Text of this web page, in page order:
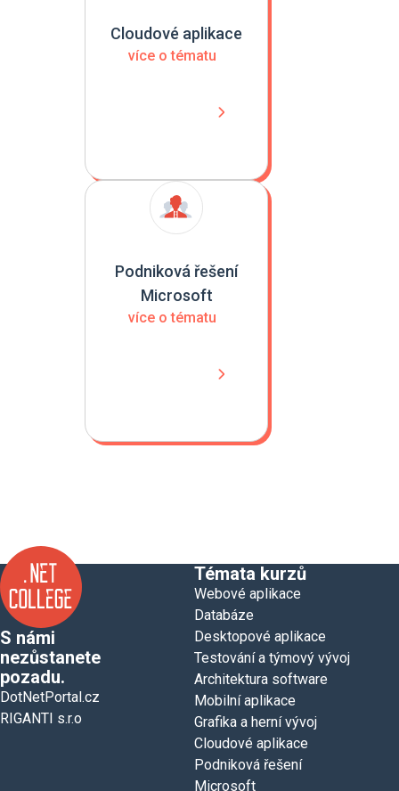
Cloudové aplikace
více o tématu
Podniková řešení
Microsoft
více o tématu
S námi
nezůstanete
pozadu.
DotNetPortal.cz
RIGANTI s.r.o
Témata kurzů
Webové aplikace
Databáze
Desktopové aplikace
Testování a týmový vývoj
Architektura software
Mobilní aplikace
Grafika a herní vývoj
Cloudové aplikace
Podniková řešení
Microsoft